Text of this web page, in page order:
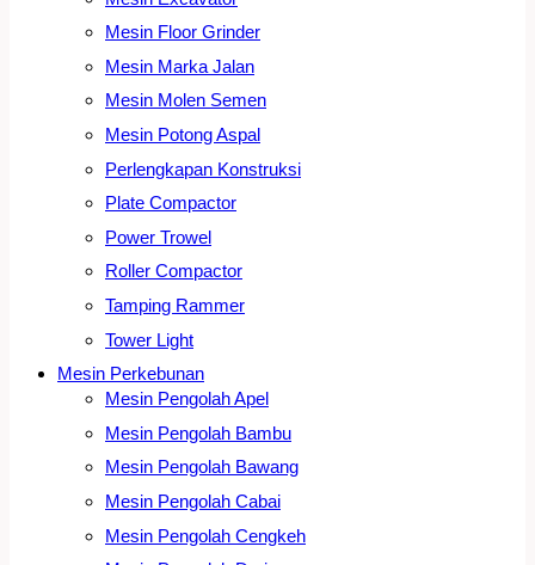
Mesin Floor Grinder
Mesin Marka Jalan
Mesin Molen Semen
Mesin Potong Aspal
Perlengkapan Konstruksi
Plate Compactor
Power Trowel
Roller Compactor
Tamping Rammer
Tower Light
Mesin Perkebunan
Mesin Pengolah Apel
Mesin Pengolah Bambu
Mesin Pengolah Bawang
Mesin Pengolah Cabai
Mesin Pengolah Cengkeh